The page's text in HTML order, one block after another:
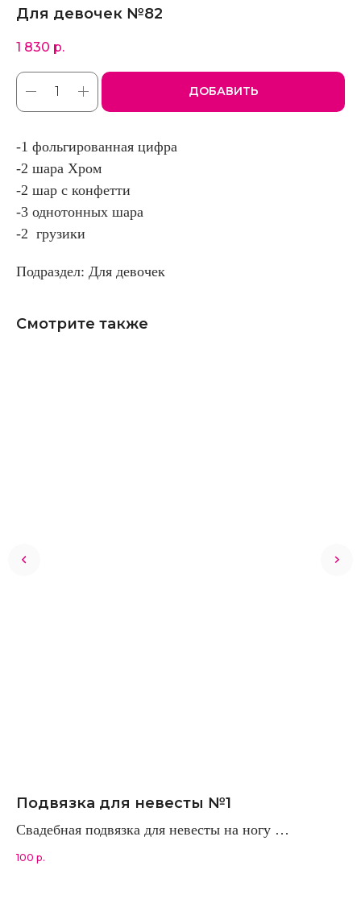
Для девочек №82
1 830 р.
ДОБАВИТЬ
-1 фольгированная цифра
-2 шара Хром
-2 шар с конфетти
-3 однотонных шара
-2 грузики
Подраздел: Для девочек
Смотрите также
Подвязка для невесты №1
Свадебная подвязка для невесты на ногу
100 р.